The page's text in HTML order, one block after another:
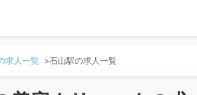
求人一覧 石山駅の求人一覧